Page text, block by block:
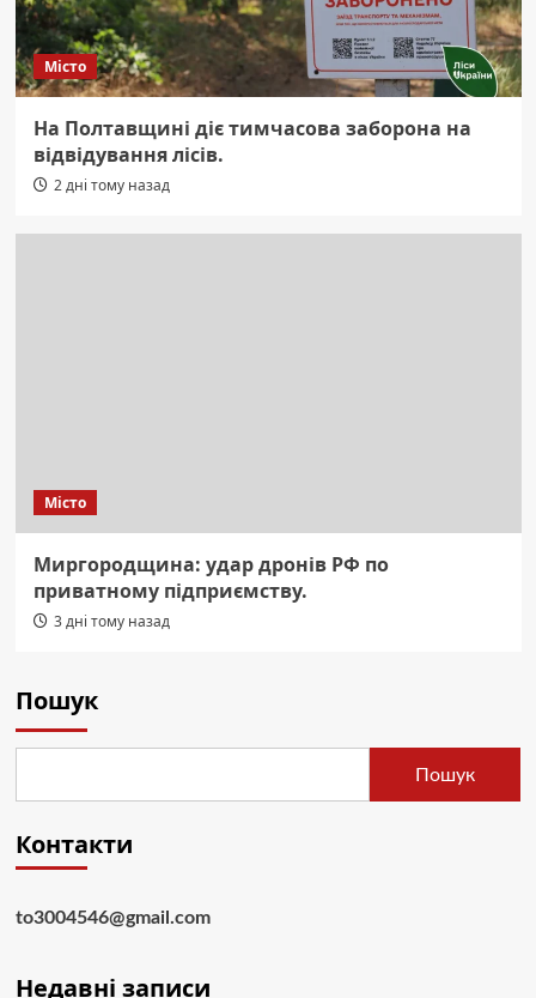
Місто
На Полтавщині діє тимчасова заборона на
відвідування лісів.
2 дні тому назад
Місто
Миргородщина: удар дронів РФ по
приватному підприємству.
3 дні тому назад
Пошук
Пошук
Контакти
to3004546@gmail.com
Недавні записи